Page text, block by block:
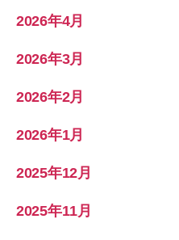
2026年4月
2026年3月
2026年2月
2026年1月
2025年12月
2025年11月